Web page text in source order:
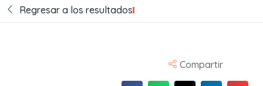
Regresar a los resultados
Compartir